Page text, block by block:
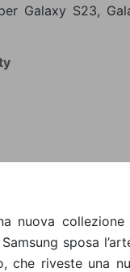
Galaxy S23,
nuova
sposa
che riveste una